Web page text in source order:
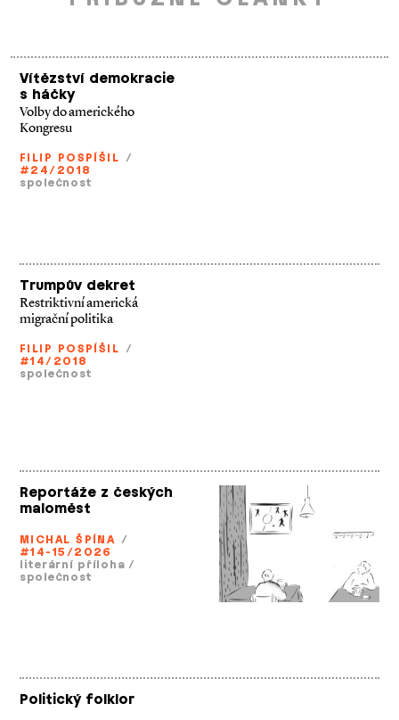
Vítězství demokracie
s háčky
Volby do amerického
Kongresu
FILIP POSPÍŠIL /
#24/2018
společnost
Trumpův dekret
Restriktivní americká
migrační politika
FILIP POSPÍŠIL /
#14/2018
společnost
Reportáže z českých
maloměst
MICHAL ŠPÍNA /
#14-15/2026
literární příloha /
společnost
Politický folklor